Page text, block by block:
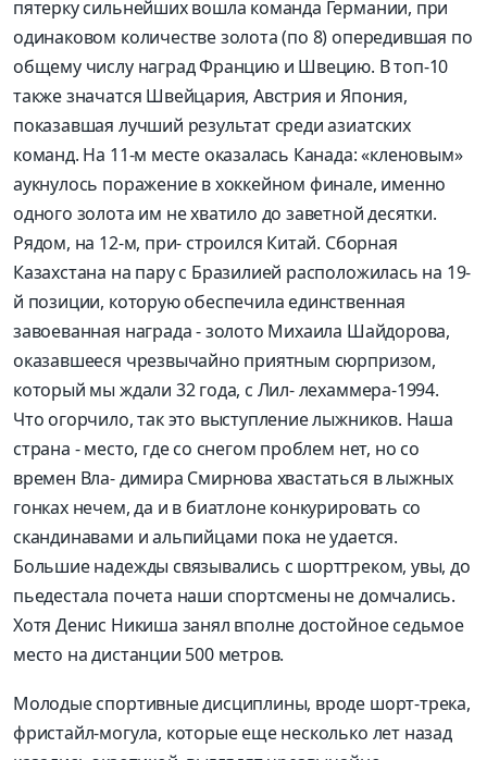
пятерку сильнейших вошла команда Германии, при
одинаковом количестве золота (по 8) опередившая по
общему числу наград Францию и Швецию. В топ-10
также значатся Швейцария, Австрия и Япония,
показавшая лучший результат среди азиатских
команд. На 11-м месте оказалась Канада: «кленовым»
аукнулось поражение в хоккейном финале, именно
одного золота им не хватило до заветной десятки.
Рядом, на 12-м, при- строился Китай. Сборная
Казахстана на пару с Бразилией расположилась на 19-
й позиции, которую обеспечила единственная
завоеванная награда - золото Михаила Шайдорова,
оказавшееся чрезвычайно приятным сюрпризом,
который мы ждали 32 года, с Лил- лехаммера-1994.
Что огорчило, так это выступление лыжников. Наша
страна - место, где со снегом проблем нет, но со
времен Вла- димира Смирнова хвастаться в лыжных
гонках нечем, да и в биатлоне конкурировать со
скандинавами и альпийцами пока не удается.
Большие надежды связывались с шорттреком, увы, до
пьедестала почета наши спортсмены не домчались.
Хотя Денис Никиша занял вполне достойное седьмое
место на дистанции 500 метров.
Молодые спортивные дисциплины, вроде шорт-трека,
фристайл-могула, которые еще несколько лет назад